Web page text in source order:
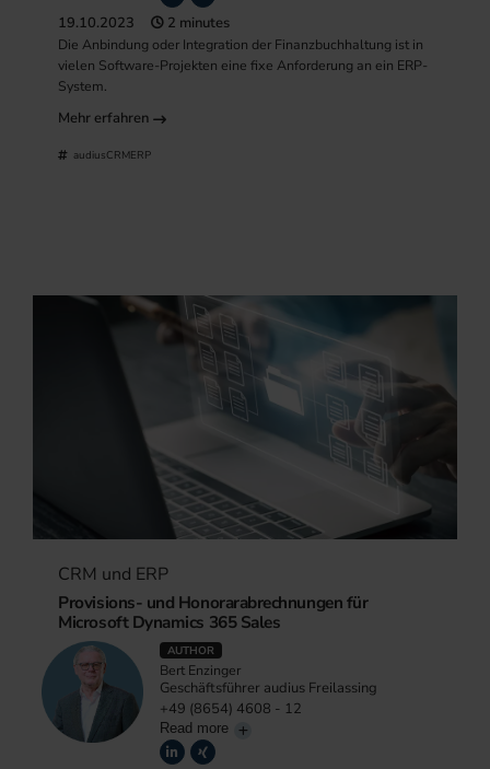
19.10.2023 2 minutes
Die Anbindung oder Integration der Finanzbuchhaltung ist in
vielen Software-Projekten eine fixe Anforderung an ein ERP-
System.
Mehr erfahren
audiusCRMERP
CRM und ERP
Provisions- und Honorarabrechnungen für
Microsoft Dynamics 365 Sales
AUTHOR
Bert Enzinger
Geschäftsführer audius Freilassing
+49 (8654) 4608 - 12
Read more